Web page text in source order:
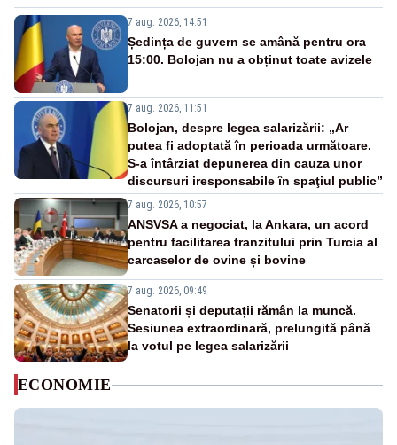
7 aug. 2026, 14:51
Ședința de guvern se amână pentru ora
15:00. Bolojan nu a obținut toate avizele
7 aug. 2026, 11:51
Bolojan, despre legea salarizării: „Ar
putea fi adoptată în perioada următoare.
S-a întârziat depunerea din cauza unor
discursuri iresponsabile în spaţiul public”
7 aug. 2026, 10:57
ANSVSA a negociat, la Ankara, un acord
pentru facilitarea tranzitului prin Turcia al
carcaselor de ovine și bovine
7 aug. 2026, 09:49
Senatorii și deputații rămân la muncă.
Sesiunea extraordinară, prelungită până
la votul pe legea salarizării
ECONOMIE